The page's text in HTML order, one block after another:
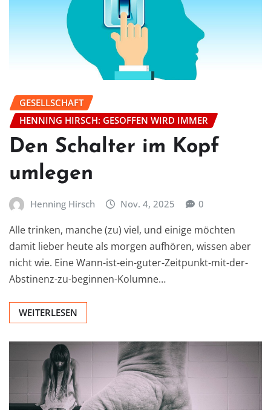
GESELLSCHAFT
HENNING HIRSCH: GESOFFEN WIRD IMMER
Den Schalter im Kopf
umlegen
Henning Hirsch Nov. 4, 2025 0
Alle trinken, manche (zu) viel, und einige möchten
damit lieber heute als morgen aufhören, wissen aber
nicht wie. Eine Wann-ist-ein-guter-Zeitpunkt-mit-der-
Abstinenz-zu-beginnen-Kolumne…
WEITERLESEN